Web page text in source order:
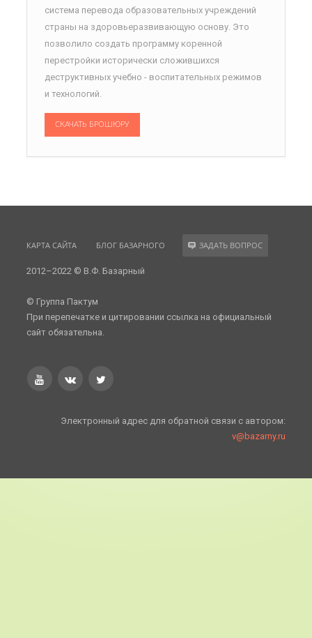
система перевода образовательных учреждений
страны на здоровьеразвивающую основу. Это
позволило создать программу коренной
перестройки исторически сложившихся
деструктивных учебно - воспитательных режимов
и технологий.
СКАЧАТЬ БРОШЮРУ
КАРТА САЙТА БЛОГ БАЗАРНОГО ЗАДАТЬ ВОПРОС
2012–2022 © В.Ф. Базарный
© Группа Пактум
При перепечатке и цитировании ссылка на официальный
сайт обязательна.
Электронный адрес для обратной связи с автором:
v@bazarny.ru